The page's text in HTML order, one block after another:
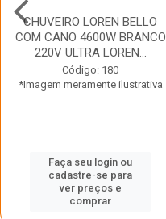
CHUVEIRO LOREN BELLO
COM CANO 4600W BRANCO
220V ULTRA LOREN...
Código: 180
*Imagem meramente ilustrativa
Faça seu login ou
cadastre-se para
ver preços e
comprar